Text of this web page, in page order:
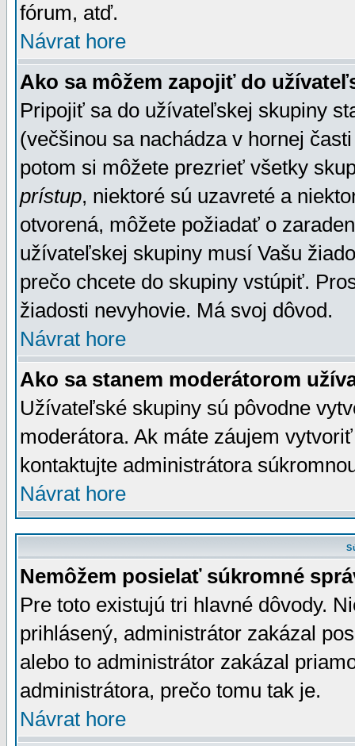
fórum, atď.
Návrat hore
Ako sa môžem zapojiť do
Pripojiť sa do užívateľskej skupiny
(večšinou sa nachádza v hornej
potom si môžete prezrieť všetky
prístup, niektoré sú uzavreté a
otvorená, môžete požiadať o
užívateľskej skupiny musí Vašu
prečo chcete do skupiny vstúpiť.
žiadosti nevyhovie. Má svoj dôvod.
Návrat hore
Ako sa stanem moderátorom
Užívateľské skupiny sú pôvodne
moderátora. Ak máte záujem
kontaktujte administrátora
Návrat hore
Nemôžem posielať súkromné
Pre toto existujú tri hlavné dôvody.
prihlásený, administrátor zakázal
alebo to administrátor zakázal
administrátora, prečo tomu tak je.
Návrat hore